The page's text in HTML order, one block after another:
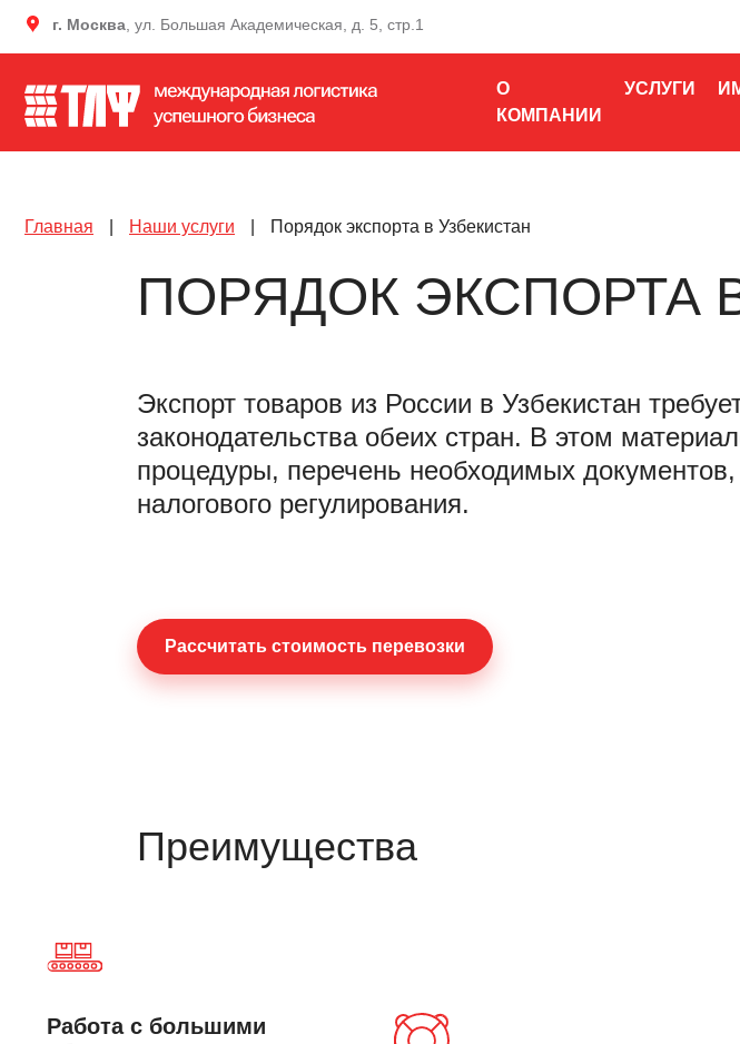
г. Москва , ул. Большая Академическая, д. 5, стр.1
О
КОМПАНИИ
УСЛУГИ
Главная Наши услуги Порядок экспорта в Узбекистан
ПОРЯДОК ЭКСПОРТА
Экспорт товаров из России в Узбекистан
законодательства обеих стран. В этом
процедуры, перечень необходимых
налогового регулирования.
Раcсчитать стоимость перевозки
Преимущества
Работа с большими